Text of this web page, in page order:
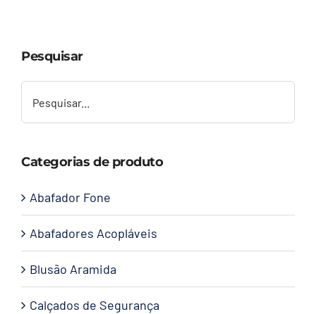
Contato
Pesquisar
Categorias de produto
Abafador Fone
Abafadores Acopláveis
Blusão Aramida
Calçados de Segurança